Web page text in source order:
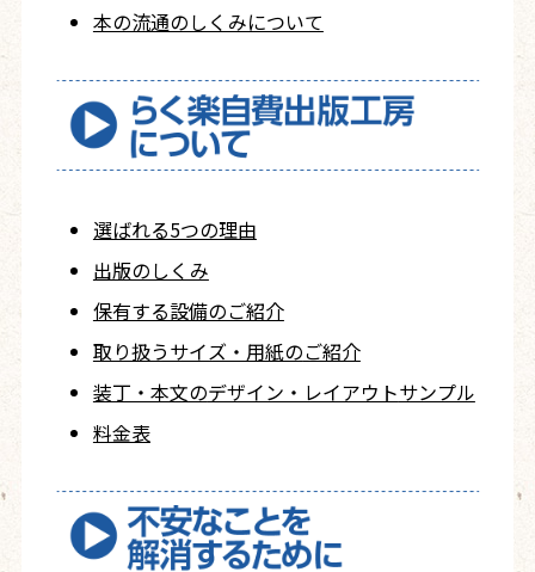
本の流通のしくみについて
選ばれる5つの理由
出版のしくみ
保有する設備のご紹介
取り扱うサイズ・用紙のご紹介
装丁・本文のデザイン・レイアウトサンプル
料金表